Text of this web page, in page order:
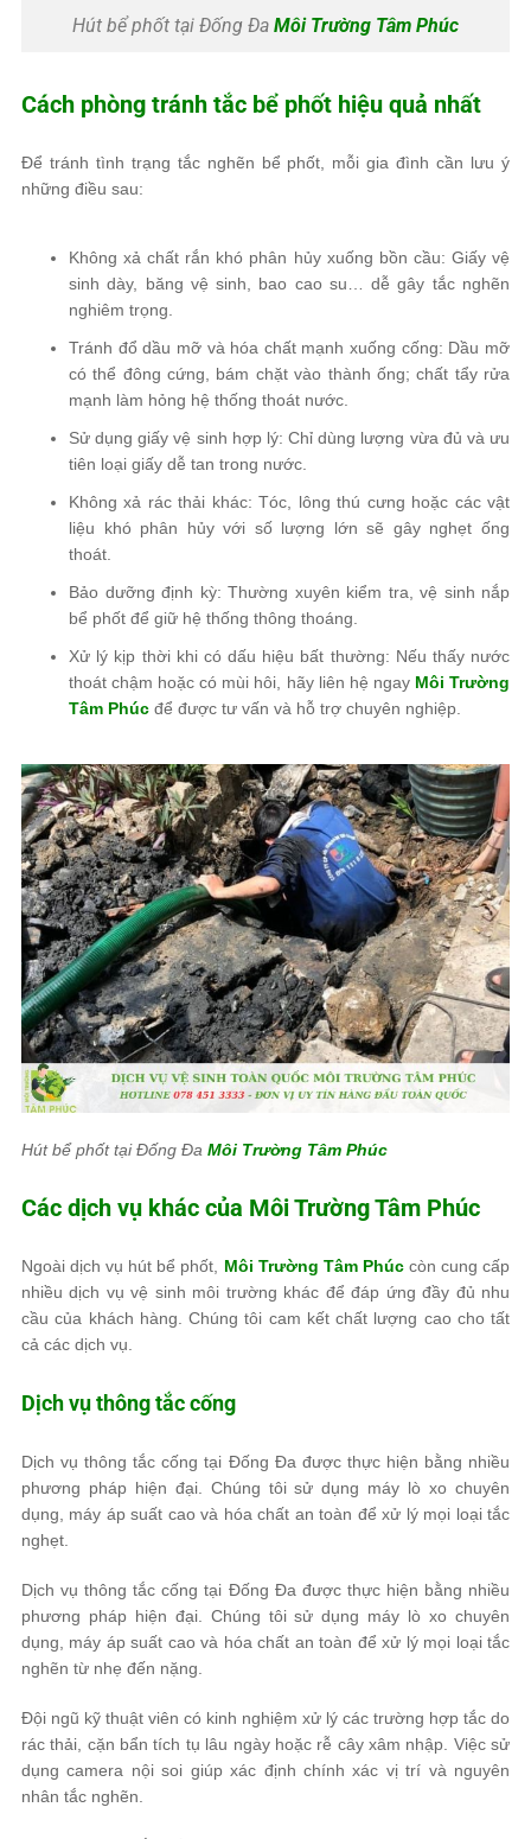
Hút bể phốt tại Đống Đa Môi Trường Tâm Phúc
Cách phòng tránh tắc bể phốt hiệu quả nhất
Để tránh tình trạng tắc nghẽn bể phốt, mỗi gia đình cần lưu ý
những điều sau:
Không xả chất rắn khó phân hủy xuống bồn cầu: Giấy vệ
sinh dày, băng vệ sinh, bao cao su… dễ gây tắc nghẽn
nghiêm trọng.
Tránh đổ dầu mỡ và hóa chất mạnh xuống cống: Dầu mỡ
có thể đông cứng, bám chặt vào thành ống; chất tẩy rửa
mạnh làm hỏng hệ thống thoát nước.
Sử dụng giấy vệ sinh hợp lý: Chỉ dùng lượng vừa đủ và ưu
tiên loại giấy dễ tan trong nước.
Không xả rác thải khác: Tóc, lông thú cưng hoặc các vật
liệu khó phân hủy với số lượng lớn sẽ gây nghẹt ống
thoát.
Bảo dưỡng định kỳ: Thường xuyên kiểm tra, vệ sinh nắp
bể phốt để giữ hệ thống thông thoáng.
Xử lý kịp thời khi có dấu hiệu bất thường: Nếu thấy nước
thoát chậm hoặc có mùi hôi, hãy liên hệ ngay Môi Trường
Tâm Phúc để được tư vấn và hỗ trợ chuyên nghiệp.
Hút bể phốt tại Đống Đa Môi Trường Tâm Phúc
Các dịch vụ khác của Môi Trường Tâm Phúc
Ngoài dịch vụ hút bể phốt, Môi Trường Tâm Phúccòn cung cấp
nhiều dịch vụ vệ sinh môi trường khác để đáp ứng đầy đủ nhu
cầu của khách hàng. Chúng tôi cam kết chất lượng cao cho tất
cả các dịch vụ.
Dịch vụ thông tắc cống
Dịch vụ thông tắc cống tại Đống Đa được thực hiện bằng nhiều
phương pháp hiện đại. Chúng tôi sử dụng máy lò xo chuyên
dụng, máy áp suất cao và hóa chất an toàn để xử lý mọi loại tắc
nghẹt.
Dịch vụ thông tắc cống tại Đống Đa được thực hiện bằng nhiều
phương pháp hiện đại. Chúng tôi sử dụng máy lò xo chuyên
dụng, máy áp suất cao và hóa chất an toàn để xử lý mọi loại tắc
nghẽn từ nhẹ đến nặng.
Đội ngũ kỹ thuật viên có kinh nghiệm xử lý các trường hợp tắc do
rác thải, cặn bẩn tích tụ lâu ngày hoặc rễ cây xâm nhập. Việc sử
dụng camera nội soi giúp xác định chính xác vị trí và nguyên
nhân tắc nghẽn.